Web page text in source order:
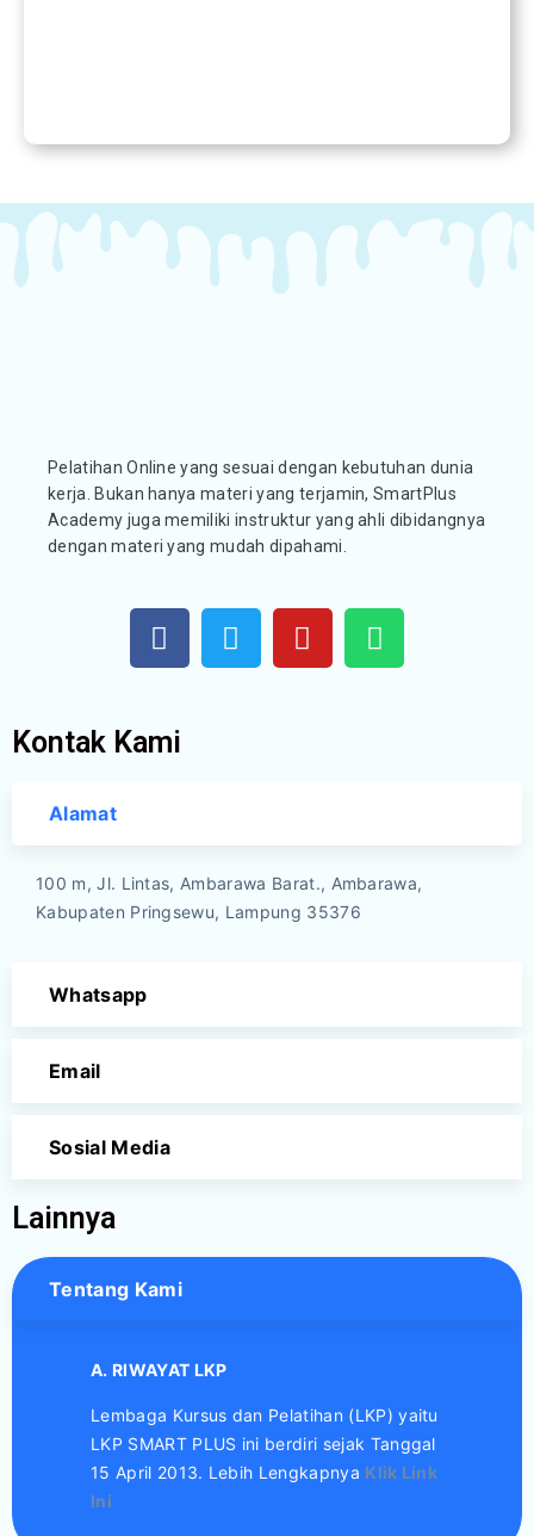
Pelatihan Online yang sesuai dengan kebutuhan dunia
kerja. Bukan hanya materi yang terjamin, SmartPlus
Academy juga memiliki instruktur yang ahli dibidangnya
dengan materi yang mudah dipahami.
Kontak Kami
Alamat
100 m, Jl. Lintas, Ambarawa Barat., Ambarawa,
Kabupaten Pringsewu, Lampung 35376
Whatsapp
Email
Sosial Media
Lainnya
Tentang Kami
A. RIWAYAT LKP
Lembaga Kursus dan Pelatihan (LKP) yaitu
LKP SMART PLUS ini berdiri sejak Tanggal
15 April 2013. Lebih Lengkapnya Klik Link
Ini